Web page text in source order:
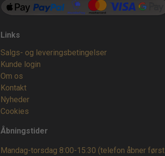
Links
Salgs- og leveringsbetingelser
Kunde login
Om os
Kontakt
Nyheder
Cookies
Åbningstider
Mandag-torsdag 8:00-15:30 (telefon åbner først